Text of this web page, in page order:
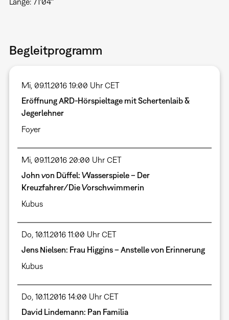
Begleitprogramm
Mi, 09.11.2016 19:00 Uhr CET
Eröffnung ARD-Hörspieltage mit Schertenlaib &
Jegerlehner
Foyer
Mi, 09.11.2016 20:00 Uhr CET
John von Düffel: Wasserspiele – Der
Kreuzfahrer/Die Vorschwimmerin
Kubus
Do, 10.11.2016 11:00 Uhr CET
Jens Nielsen: Frau Higgins – Anstelle von Erinnerung
Kubus
Do, 10.11.2016 14:00 Uhr CET
David Lindemann: Pan Familia